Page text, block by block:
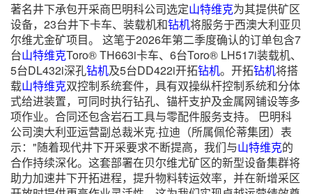
著名井下承包开采商巴明科公司选定山特维克为其提供矿区
设备，23台井下卡车、装载机和钻机将服务于西澳大利亚贝
尔维尤金矿项目。 这笔于2026年第二季度确认的订单包含7
台山特维克Toro® TH663i卡车、6台Toro® LH517i装载机、
5台DL432i深孔钻机及5台DD422i开拓钻机。开拓钻机将搭
载山特维克双控制系统套件，具有双操纵杆控制系统和分体
式给进装置，可同时执行钻孔、锚杆支护及金属网铺设等多
项作业。合同还包含岩石工具与零配件服务支持。 巴明科
公司澳大利亚运营副总裁米克·拉迪（所属佩伦蒂集团）表
示："随着现代井下开采要求不断提高，我们与山特维克的
合作持续深化。这套部署在贝尔维尤矿区的新型设备集群将
助力加速井下开拓进程，提升物料转运效率，并在新增采区